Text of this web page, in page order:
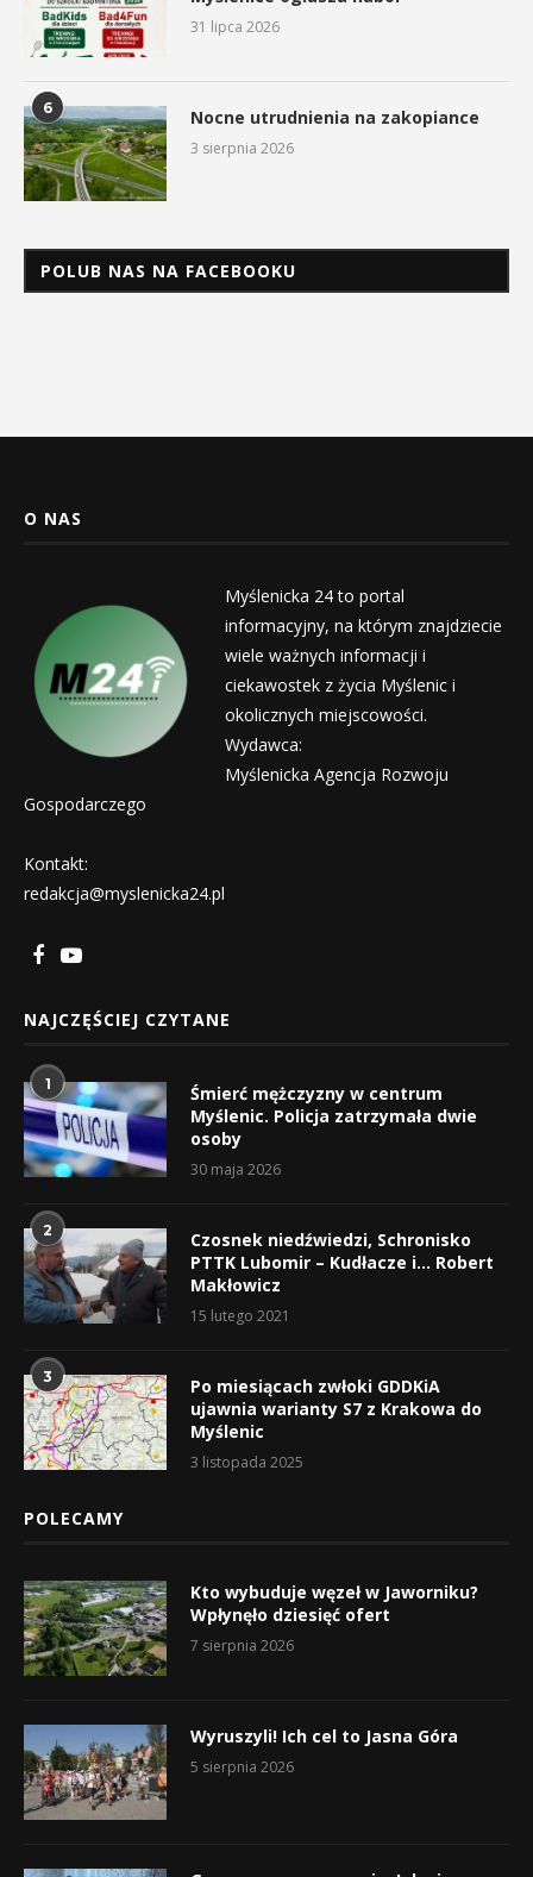
31 lipca 2026
6 Nocne utrudnienia na zakopiance
3 sierpnia 2026
POLUB NAS NA FACEBOOKU
O NAS
Myślenicka 24 to portal
informacyjny, na którym znajdziecie
wiele ważnych informacji i
ciekawostek z życia Myślenic i
okolicznych miejscowości.
Wydawca:
Myślenicka Agencja Rozwoju
Gospodarczego
Kontakt:
redakcja@myslenicka24.pl
NAJCZĘŚCIEJ CZYTANE
1
Śmierć mężczyzny w centrum
Myślenic. Policja zatrzymała dwie
osoby
30 maja 2026
2
Czosnek niedźwiedzi, Schronisko
PTTK Lubomir – Kudłacze i… Robert
Makłowicz
15 lutego 2021
3
Po miesiącach zwłoki GDDKiA
ujawnia warianty S7 z Krakowa do
Myślenic
3 listopada 2025
POLECAMY
Kto wybuduje węzeł w Jaworniku?
Wpłynęło dziesięć ofert
7 sierpnia 2026
Wyruszyli! Ich cel to Jasna Góra
5 sierpnia 2026